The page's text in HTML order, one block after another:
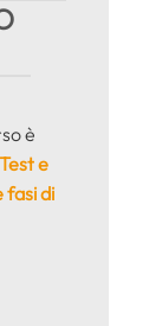
è
Test e
fasi di